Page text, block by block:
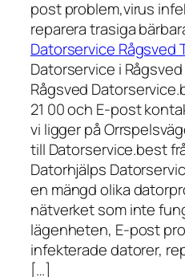
post problem,virus
reparera trasiga
Datorservice Rågsved
Datorservice i
Rågsved
21 00 och E-post
vi ligger på
till Datorservice.best
Datorhjälps
en mängd olika
nätverket som inte
lägenheten, E-post
infekterade datorer,
[…]